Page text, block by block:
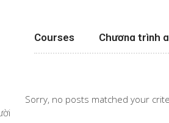
Courses Chương trình
Sorry, no posts matched your